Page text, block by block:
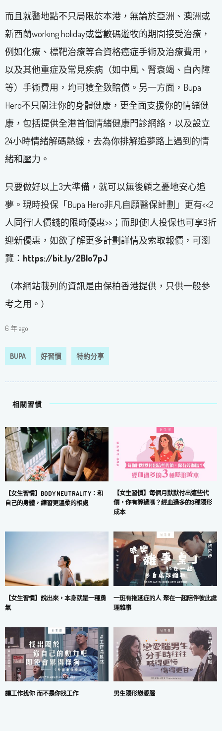
而且就醫地點不只局限於本港，無論於亞洲、澳洲或
新西蘭working holiday或當數碼遊牧的期間接受治療，
例如化療、標靶治療等合資格癌症手術及治療費用，
以及其他重症及常見疾病（如中風、腎衰竭、白內障
等）手術費用，均可獲全數賠償。另一方面，Bupa
Hero不只關注你的身體健康，更全面支援你的情緒健
康，包括提供全港首個情緒健康門診網絡，以及設立
24小時情緒解碼熱線，去為你排解追夢路上遇到的情
緒和壓力。
只要做好以上3大準備，就可以無後顧之憂地安心追
夢。現時投保「Bupa Hero非凡自願醫保計劃」更有<<2
人同行1人價錢的限時優惠>>；而即使1人投保也可享9折
迎新優惠，如欲了解更多計劃詳情及索取報價，可瀏
覽： https://bit.ly/2Blo7pJ
（本網站載列的資訊是由保柏香港提供，只供一般參
考之用。）
6 年 ago
BUPA 好習慣 特約分享
相關習慣
【女生習慣】BODY NEUTRALITY：和
自己的身體，練習更溫柔的相處
【女生習慣】每個月默默付出這些代
價，你有算過嗎？經血過多的3種隱形
成本
【女生習慣】說出來，本身就是一種勇
氣
一班有拖延症的人 聚在一起陪伴彼此處
理雜事
讓工作找你 而不是你找工作 男生隱形戀愛腦